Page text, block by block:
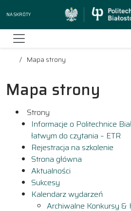
Na skróty
Mapa strony
Mapa strony
Strony
Informacje o Politechnice
łatwym do czytania – ETR
Rejestracja na szkolenie
Strona główna
Aktualności
Sukcesy
Kalendarz wydarzeń
Archiwalne Konkursy &